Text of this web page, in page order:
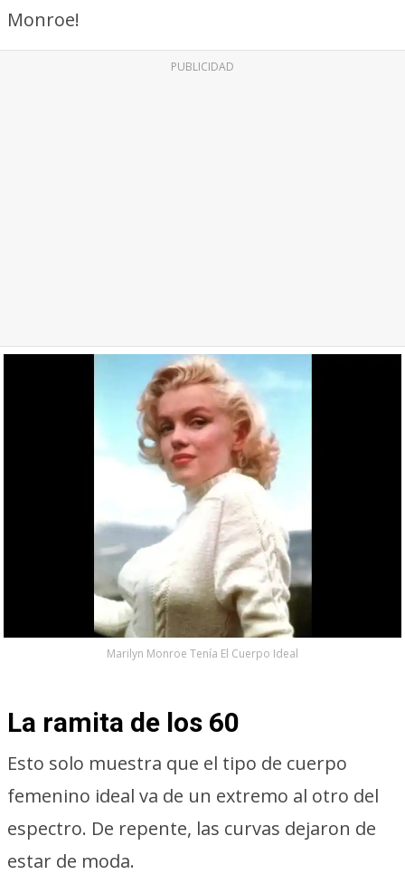
Monroe!
PUBLICIDAD
Marilyn Monroe Tenía El Cuerpo Ideal
La ramita de los 60
Esto solo muestra que el tipo de cuerpo
femenino ideal va de un extremo al otro del
espectro. De repente, las curvas dejaron de
estar de moda.